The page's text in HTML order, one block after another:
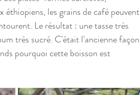
les grains de café peuvent
Le résultat : une tasse très
très sucré. C'était l'ancienne façon
pourquoi cette boisson est